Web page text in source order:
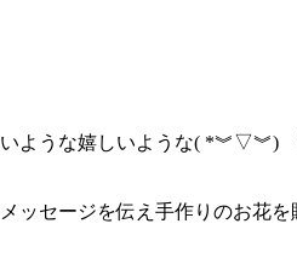
ような嬉しいような( *︾▽︾)
セージを伝え手作りのお花